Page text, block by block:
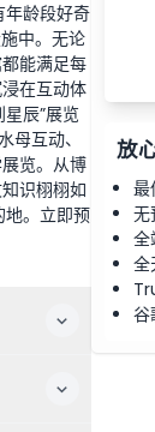
年龄段好奇
中。无论
能满足每
在互动体
辰”展览
互动、
览。从博
识栩栩如
地。立即预
放
最
无
全
全
谷